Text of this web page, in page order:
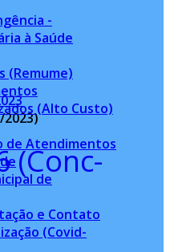
-
à Saúde
(Remume)
(Alto Custo)
de Atendimentos
de
e Contato
(Covid-
2023)
(Conc-